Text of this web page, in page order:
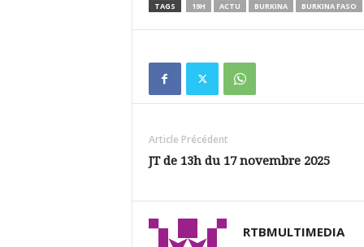
TAGS 19H ACTU BURKINA BURKINA FASO
Article Précédent
JT de 13h du 17 novembre 2025
RTBMULTIMEDIA